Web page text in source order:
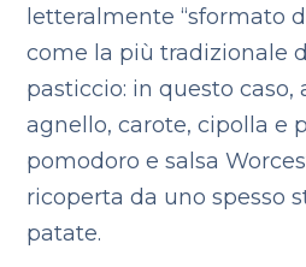
letteralmente “sformato
come la più tradizionale
pasticcio: in questo caso,
agnello, carote, cipolla e
pomodoro e salsa
ricoperta da uno spesso
patate.